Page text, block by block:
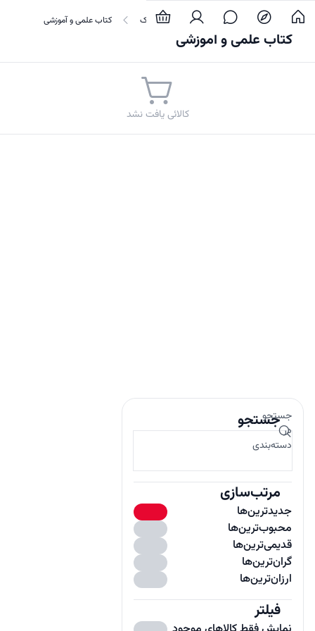
محتوای دیجیتال کتاب و مجله الکترونیک کتاب علمی و آموزشی
کتاب علمی و آموزشی
کالائی یافت نشد
جستجو
جستجو
در
دسته‌بندی
مرتب‌سازی
جدیدترین‌ها
محبوب‌ترین‌ها
قدیمی‌ترین‌ها
گران‌ترین‌ها
ارزان‌ترین‌ها
فیلتر